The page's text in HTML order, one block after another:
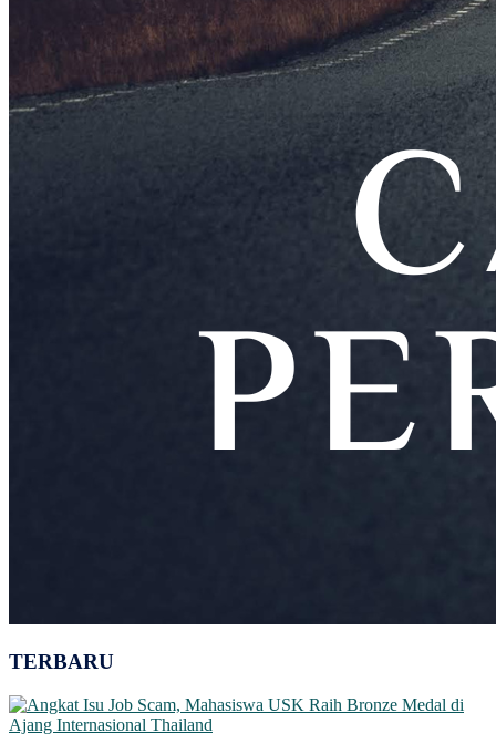
TERBARU